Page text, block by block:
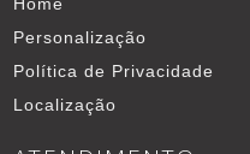
Personalização
Política de Privacidade
Localização